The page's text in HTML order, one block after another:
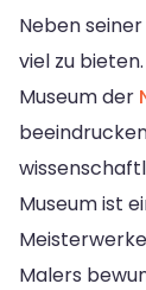
Neben
viel zu
Museum der
Museum ist
Malers